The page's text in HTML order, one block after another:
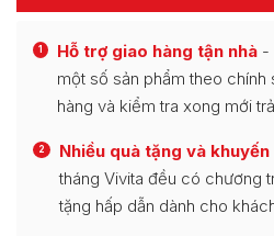
1 Hỗ trợ giao hàng tận nhà -
một số sản phẩm theo chính
hàng và kiểm tra xong mới
2 Nhiều quà tặng và
tháng Vivita đều có chương
tặng hấp dẫn dành cho